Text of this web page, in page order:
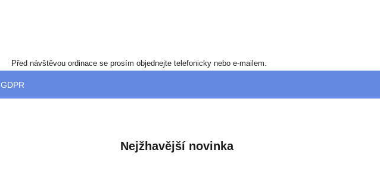
Před návštěvou ordinace se prosím objednejte telefonicky nebo e-mailem.
GDPR
Nejžhavější novinka